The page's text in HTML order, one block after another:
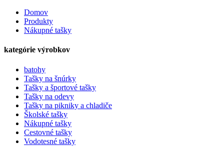
Domov
Produkty
Nákupné tašky
kategórie výrobkov
batohy
Tašky na šnúrky
Tašky a športové tašky
Tašky na odevy
Tašky na pikniky a chladiče
Školské tašky
Nákupné tašky
Cestovné tašky
Vodotesné tašky